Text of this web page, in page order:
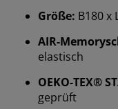
Größe: B180 x
AIR-
elastisch
OEKO-TEX®
geprüft
Kennungen, um dir
Website zu bieten.
Werbung zu